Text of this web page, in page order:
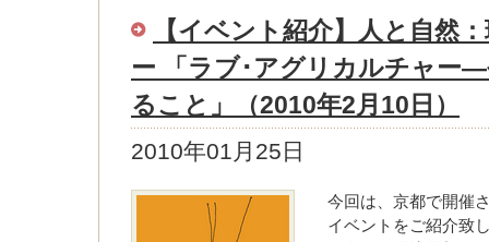
【イベント紹介】人と自然
ー 「ラブ･アグリカルチャー
ること」（2010年2月10日）
2010年01月25日
今回は、京都で開催
イベントをご紹介致